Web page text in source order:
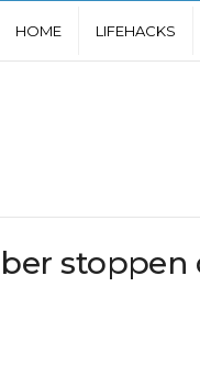
HOME LIFEHACKS
stoppen